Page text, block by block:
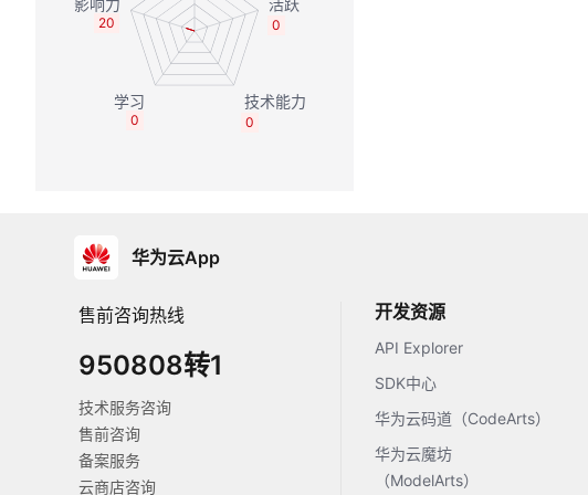
0
0
0
20
华为云App
售前咨询热线
950808转1
技术服务咨询
售前咨询
备案服务
云商店咨询
开发资源
API Explorer
SDK中心
华为云码道（CodeArts）
华为云魔坊
（ModelArts）